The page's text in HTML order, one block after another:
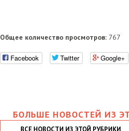
Общее количество просмотров: 767
Facebook Twitter Google+
БОЛЬШЕ НОВОСТЕЙ ИЗ
ВСЕ НОВОСТИ ИЗ ЭТОЙ РУБРИКИ